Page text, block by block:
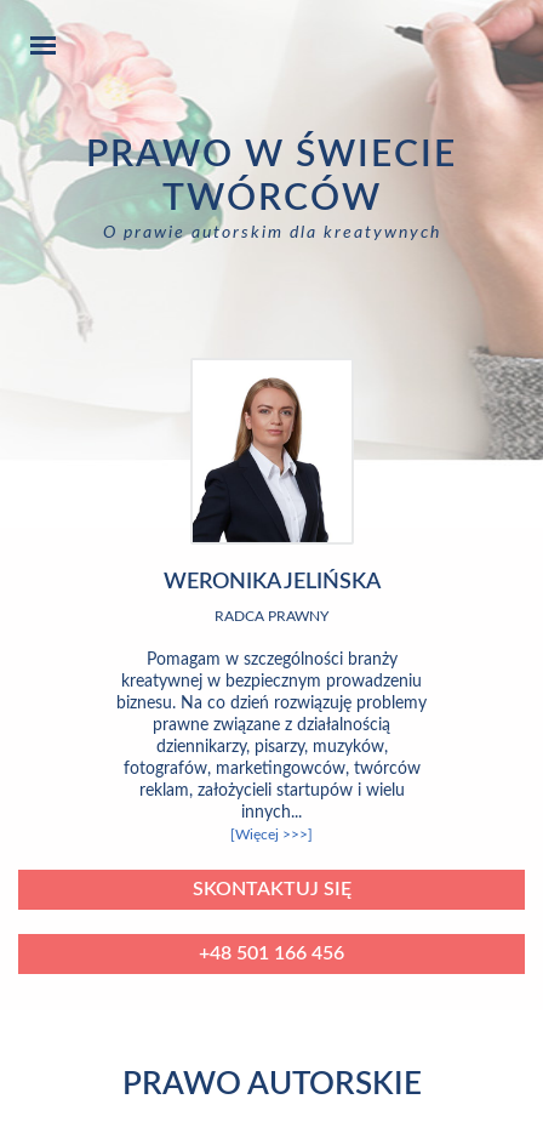
PRAWO W ŚWIECIE
TWÓRCÓW
O prawie autorskim dla kreatywnych
WERONIKA JELIŃSKA
RADCA PRAWNY
Pomagam w szczególności branży
kreatywnej w bezpiecznym prowadzeniu
biznesu. Na co dzień rozwiązuję problemy
prawne związane z działalnością
dziennikarzy, pisarzy, muzyków,
fotografów, marketingowców, twórców
reklam, założycieli startupów i wielu
innych...
[Więcej >>>]
SKONTAKTUJ SIĘ
+48 501 166 456
PRAWO AUTORSKIE